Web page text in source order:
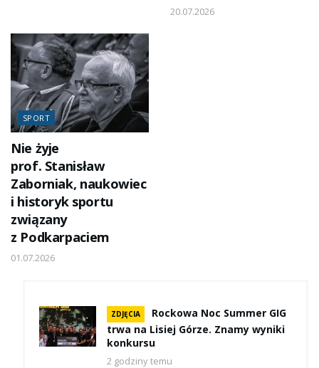
20.07.2026
SPORT
Nie żyje
prof. Stanisław
Zaborniak, naukowiec
i historyk sportu
związany
z Podkarpaciem
01.07.2026
ZDJĘCIA
Rockowa Noc Summer GIG
trwa na Lisiej Górze. Znamy wyniki
konkursu
2 godziny temu